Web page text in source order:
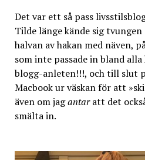
Det var ett så pass
Tilde länge kände sig
halvan av hakan med näven,
som inte passade in bland
blogg-anleten!!!, och till slut
Macbook ur väskan för att
även om jagantaratt det
smälta in.